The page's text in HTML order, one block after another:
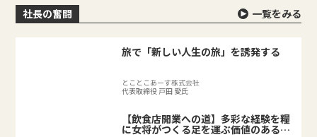
社長の奮闘 一覧をみる
旅で「新しい人生の旅」を誘発する
とことこあーす株式会社
代表取締役 戸田 愛氏
【飲食店開業への道】多彩な経験を糧
に女将がつくる足を運ぶ価値のある料